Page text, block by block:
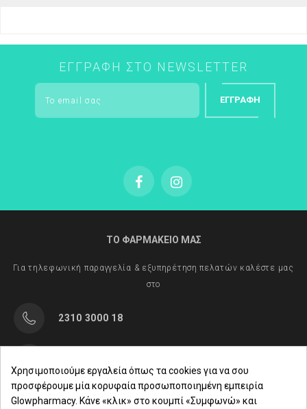
ΕΓΓΡΑΦΉ ΣΤΟ NEWSLETTER
ΕΓΓΡΑΦΉ
ΤΟ ΦΑΡΜΑΚΕΙΟ ΜΑΣ
Για τηλεφωνική παραγγελία & εξυπηρέτηση πελατών καλέστε μας
στο
2310 3000 18
Δευ. - Παρ.: 8:00 - 21:00
Χρησιμοποιούμε εργαλεία όπως τα cookies για να σου
προσφέρουμε μία κορυφαία προσωποποιημένη εμπειρία
Glowpharmacy. Κάνε «κλικ» στο κουμπί «Συμφωνώ» και